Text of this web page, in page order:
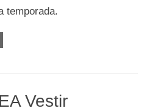
temporada.
Vestir